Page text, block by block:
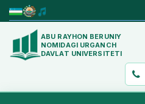
ABU RAYHON BERUNIY
NOMIDAGI URGANCH
DAVLAT UNIVERSITETI